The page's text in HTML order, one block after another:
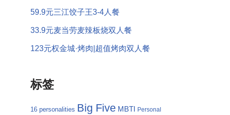
59.9元三江饺子王3-4人餐
33.9元麦当劳麦辣板烧双人餐
123元权金城·烤肉|超值烤肉双人餐
标签
16 personalities Big Five MBTI Personal